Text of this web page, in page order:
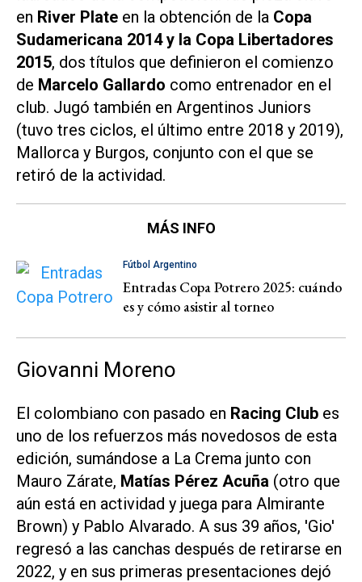
en River Plate en la obtención de la Copa
Sudamericana 2014 y la Copa Libertadores
2015, dos títulos que definieron el comienzo
de Marcelo Gallardo como entrenador en el
club. Jugó también en Argentinos Juniors
(tuvo tres ciclos, el último entre 2018 y 2019),
Mallorca y Burgos, conjunto con el que se
retiró de la actividad.
MÁS INFO
Fútbol Argentino
Entradas Copa Potrero 2025: cuándo
es y cómo asistir al torneo
Giovanni Moreno
El colombiano con pasado en Racing Club es
uno de los refuerzos más novedosos de esta
edición, sumándose a La Crema junto con
Mauro Zárate, Matías Pérez Acuña (otro que
aún está en actividad y juega para Almirante
Brown) y Pablo Alvarado. A sus 39 años, 'Gio'
regresó a las canchas después de retirarse en
2022, y en sus primeras presentaciones dejó